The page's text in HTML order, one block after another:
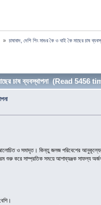
» চাষাবাদ, দেশি শিং মাগুর কৈ ও থাই কৈ মাছের চাষ
চাষ ব্যবস্থাপনা (Read 5456
ও সমাদৃত। কিন্তু জলজ পরিবেশের
শুরু করে সাম্প্রতিক সময়ে আশাব্যঞ্জক সাফল্য